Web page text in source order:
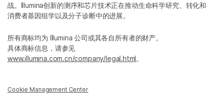
战。Illumina创新的测序和芯片技术正在推动生命科学研究、转化和
消费者基因组学以及分子诊断中的进展。
所有商标均为 Illumina 公司或其各自所有者的财产。
具体商标信息，请参见
www.illumina.com.cn/company/legal.html。
Cookie Management Center